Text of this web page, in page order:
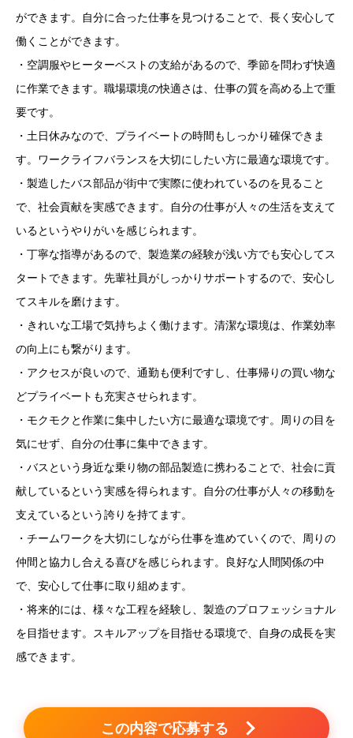
ができます。自分に合った仕事を見つけることで、長く安心して
働くことができます。
・空調服やヒーターベストの支給があるので、季節を問わず快適
に作業できます。職場環境の快適さは、仕事の質を高める上で重
要です。
・土日休みなので、プライベートの時間もしっかり確保できま
す。ワークライフバランスを大切にしたい方に最適な環境です。
・製造したバス部品が街中で実際に使われているのを見ること
で、社会貢献を実感できます。自分の仕事が人々の生活を支えて
いるというやりがいを感じられます。
・丁寧な指導があるので、製造業の経験が浅い方でも安心してス
タートできます。先輩社員がしっかりサポートするので、安心し
てスキルを磨けます。
・きれいな工場で気持ちよく働けます。清潔な環境は、作業効率
の向上にも繋がります。
・アクセスが良いので、通勤も便利ですし、仕事帰りの買い物な
どプライベートも充実させられます。
・モクモクと作業に集中したい方に最適な環境です。周りの目を
気にせず、自分の仕事に集中できます。
・バスという身近な乗り物の部品製造に携わることで、社会に貢
献しているという実感を得られます。自分の仕事が人々の移動を
支えているという誇りを持てます。
・チームワークを大切にしながら仕事を進めていくので、周りの
仲間と協力し合える喜びを感じられます。良好な人間関係の中
で、安心して仕事に取り組めます。
・将来的には、様々な工程を経験し、製造のプロフェッショナル
を目指せます。スキルアップを目指せる環境で、自身の成長を実
感できます。
この内容で応募する